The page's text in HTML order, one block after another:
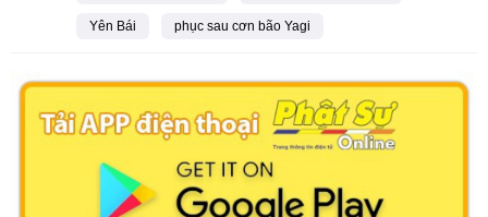
Yên Bái phục sau cơn bão Yagi